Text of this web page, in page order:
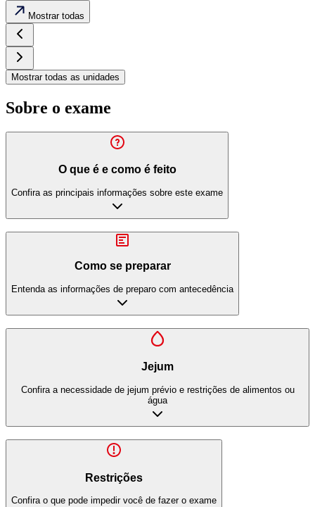
Mostrar todas
Mostrar todas as unidades
Sobre o exame
O que é e como é feito
Confira as principais informações sobre este exame
Como se preparar
Entenda as informações de preparo com antecedência
Jejum
Confira a necessidade de jejum prévio e restrições de alimentos ou
água
Restrições
Confira o que pode impedir você de fazer o exame